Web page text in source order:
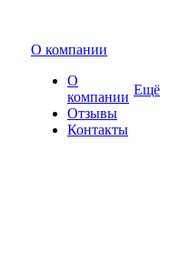
О компании
О
компании
Отзывы
Контакты
Ещё